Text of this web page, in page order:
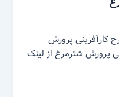
کارآفرینی پرورش
پرورش شترمرغ از لینک